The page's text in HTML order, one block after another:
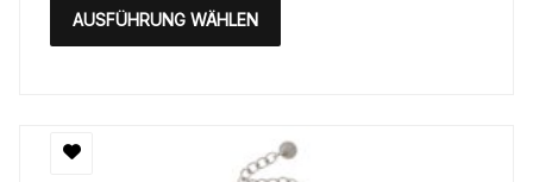
AUSFÜHRUNG WÄHLEN